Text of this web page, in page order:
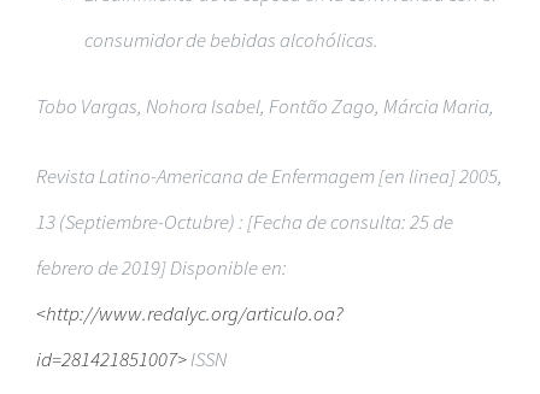
consumidor de bebidas alcohólicas.
Tobo Vargas, Nohora Isabel, Fontão Zago, Márcia Maria,
Revista Latino-Americana de Enfermagem [en linea] 2005,
13 (Septiembre-Octubre) : [Fecha de consulta: 25 de
febrero de 2019] Disponible en:
<http://www.redalyc.org/articulo.oa?
id=281421851007>ISSN